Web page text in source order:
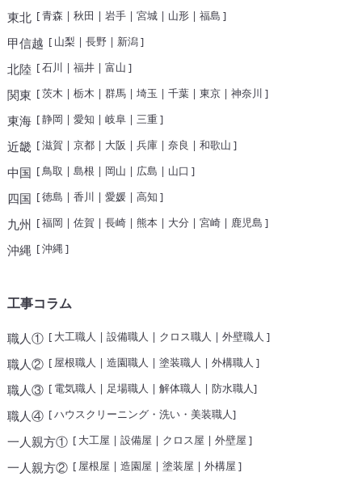
東北 [青森 | 秋田 | 岩手| 宮城| 山形| 福島 ]
甲信越 [ 山梨 | 長野| 新潟]
北陸 [石川 | 福井| 富山 ]
関東 [茨木 | 栃木 | 群馬| 埼玉 | 千葉| 東京| 神奈川 ]
東海[静岡 | 愛知 | 岐阜| 三重]
近畿[滋賀 | 京都| 大阪 | 兵庫| 奈良 | 和歌山 ]
中国 [鳥取 | 島根 | 岡山 | 広島 | 山口 ]
四国 [徳島 | 香川 | 愛媛| 高知 ]
九州 [福岡 | 佐賀 | 長崎| 熊本| 大分 | 宮崎| 鹿児島 ]
沖縄 [沖縄]
工事コラム
職人①[ 大工職人 | 設備職人 | クロス職人 | 外壁職人 ]
職人②[ 屋根職人 | 造園職人 | 塗装職人 | 外構職人 ]
職人③[ 電気職人 | 足場職人 | 解体職人 | 防水職人]
職人④[ハウスクリーニング・洗い・美装職人]
一人親方①[ 大工屋 | 設備屋 | クロス屋 | 外壁屋 ]
一人親方②[ 屋根屋 | 造園屋 | 塗装屋 | 外構屋 ]